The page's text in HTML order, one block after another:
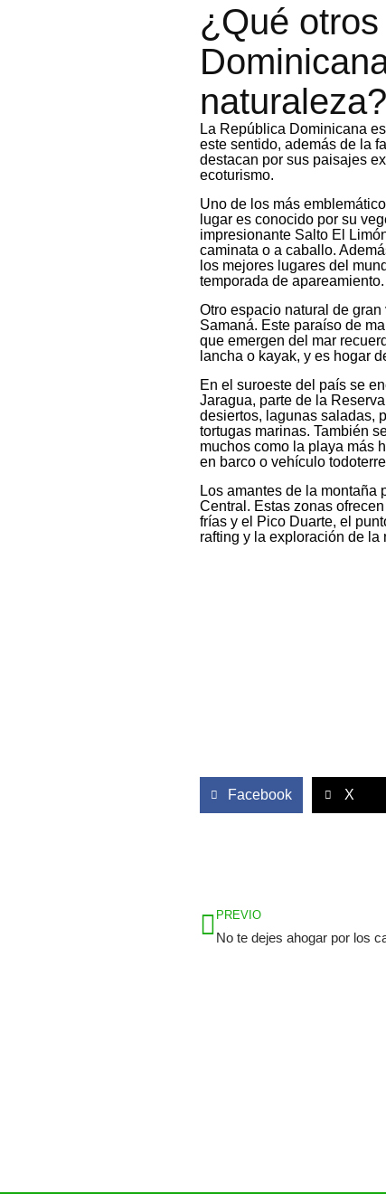
¿Qué
naturaleza?
La República Dominicana
este sentido, además de la
destacan por sus paisajes
ecoturismo.
Uno de los más
lugar es conocido por su
impresionante Salto El
caminata o a caballo.
los mejores lugares del
temporada de apareamiento.
Otro espacio natural de
Samaná. Este paraíso de
que emergen del mar
lancha o kayak, y es hogar
En el suroeste del país se
Jaragua, parte de la
desiertos, lagunas saladas,
tortugas marinas. También
muchos como la playa más
en barco o vehículo
Los amantes de la montaña
Central. Estas zonas
frías y el Pico Duarte, el
rafting y la exploración de la
Facebook X
PREVIO